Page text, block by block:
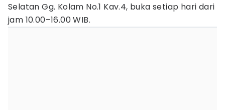
Selatan Gg. Kolam No.1 Kav.4, buka setiap hari dari
jam 10.00–16.00 WIB.